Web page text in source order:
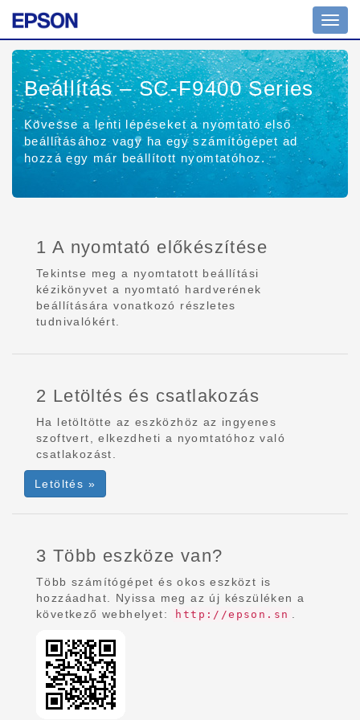
Beállítás – SC-F9400 Series
Kövesse a lenti lépéseket a nyomtató első
beállításához vagy ha egy számítógépet ad
hozzá egy már beállított nyomtatóhoz.
1 A nyomtató előkészítése
Tekintse meg a nyomtatott beállítási
kézikönyvet a nyomtató hardverének
beállítására vonatkozó részletes
tudnivalókért.
2 Letöltés és csatlakozás
Ha letöltötte az eszközhöz az ingyenes
szoftvert, elkezdheti a nyomtatóhoz való
csatlakozást.
Letöltés »
3 Több eszköze van?
Több számítógépet és okos eszközt is
hozzáadhat. Nyissa meg az új készüléken a
következő webhelyet:
http://epson.sn